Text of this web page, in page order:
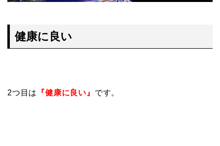
健康に良い
2つ目は 『健康に良い』 です。